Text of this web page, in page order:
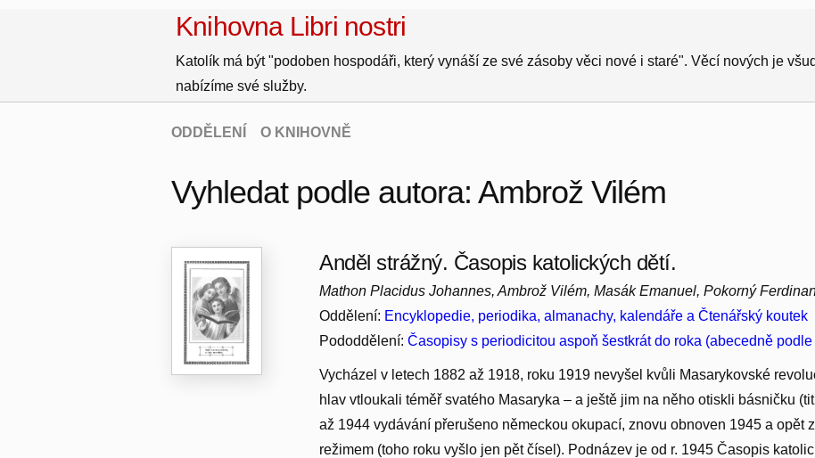
Knihovna Libri nostri
Katolík má být "podoben hospodáři, který vynáší ze své zásoby věci nové i staré". Věcí nových je
nabízíme své služby.
ODDĚLENÍ O KNIHOVNĚ
Vyhledat podle autora: Ambrož Vilém
Anděl strážný. Časopis katolických dětí.
Mathon Placidus Johannes, Ambrož Vilém, Masák Emanuel, Pokorný
Oddělení: Encyklopedie, periodika, almanachy, kalendáře a Čtenářský koutek
Pododdělení:Časopisy s periodicitou aspoň šestkrát do roka (abecedně
Vycházel v letech 1882 až 1918, roku 1919 nevyšel kvůli Masarykovské
hlav vtloukali téměř svatého Masaryka – a ještě jim na něho otiskli básničku
až 1944 vydávání přerušeno německou okupací, znovu obnoven 1945 a opět
režimem (toho roku vyšlo jen pět čísel). Podnázev je od r. 1945 Časopis